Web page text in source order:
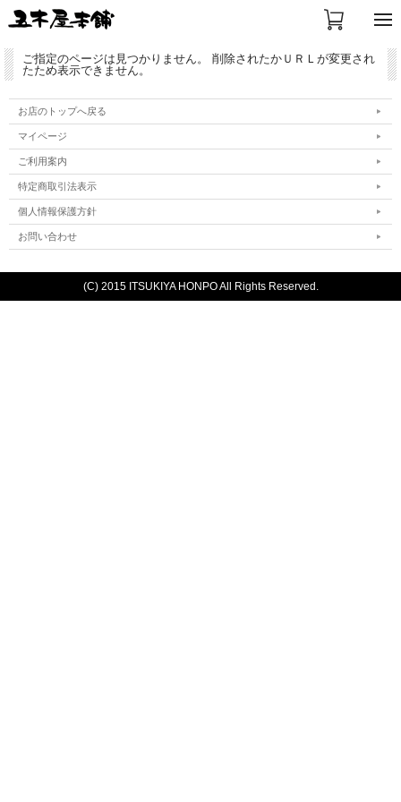
ご指定のページは見つかりません。 削除されたかＵＲＬが変更され
たため表示できません。
お店のトップへ戻る
マイページ
ご利用案内
特定商取引法表示
個人情報保護方針
お問い合わせ
(C) 2015 ITSUKIYA HONPO All Rights Reserved.